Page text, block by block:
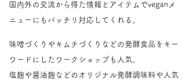
国内外の交流から得た情報とアイテムでveganメ
ニューにもバッチリ対応してくれる。
味噌づくりやキムチづくりなどの発酵食品をキー
ワードにしたワークショップも人気。
塩麹や醤油麹などのオリジナル発酵調味料や人気